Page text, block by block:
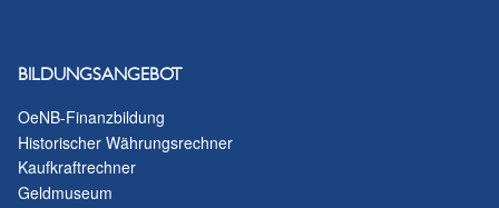
BILDUNGSANGEBOT
OeNB-Finanzbildung
Historischer Währungsrechner
Kaufkraftrechner
Geldmuseum